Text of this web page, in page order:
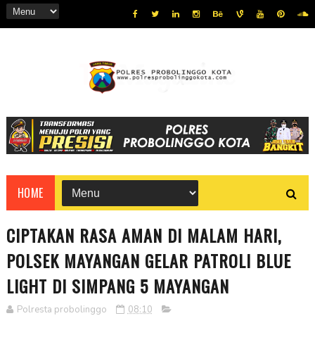
HOME
CIPTAKAN RASA AMAN DI MALAM HARI,
POLSEK MAYANGAN GELAR PATROLI BLUE
LIGHT DI SIMPANG 5 MAYANGAN
Polresta probolinggo 08:10